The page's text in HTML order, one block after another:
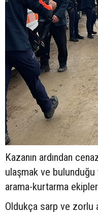
Kazanın ardından
ulaşmak ve bulunduğu
arama-kurtarma
Oldukça sarp ve zorlu